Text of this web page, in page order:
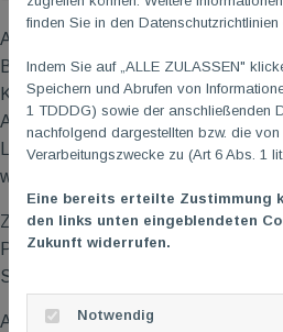
Auch in den Herbst- und
Betrieb an jedem Mittwoch ab
Kugeln sind nicht notwendig, da
Ausleihen vorrätig haben.
Lege- und Schießübungen,
werden.
Ziel ist es für das Frühjahr eine
Personen aufzustellen. Gespielt
Sörgenloch, Ingelheim und
Aber auch der Breitensport
finden Sie in den Datenschutzrichtlinien
Indem Sie auf „ALLE ZULASSEN"
Speichern und Abrufen von
1 TDDDG) sowie der anschließenden
nachfolgend dargestellten bzw. die von
Verarbeitungszwecke zu (Art 6 Abs. 1
Eine bereits erteilte Zustimmung
den links unten eingeblendeten
Zukunft widerrufen.
Notwendig